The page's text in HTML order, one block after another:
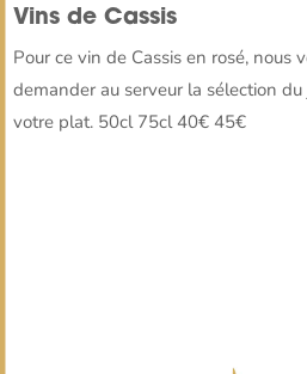
Vins de Cassis
Pour ce vin de Cassis en rosé, nous
demander au serveur la sélection
votre plat. 50cl 75cl 40€ 45€